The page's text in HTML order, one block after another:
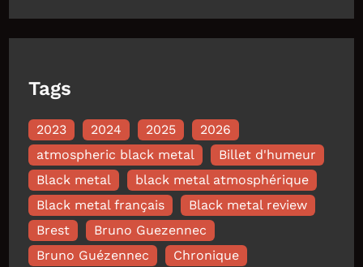
Tags
2023 2024 2025
2026
atmospheric black metal
Billet d'humeur
Black metal
black metal atmosphérique
Black metal français
Black metal review
Brest
Bruno Guezennec
Bruno Guézennec
Chronique